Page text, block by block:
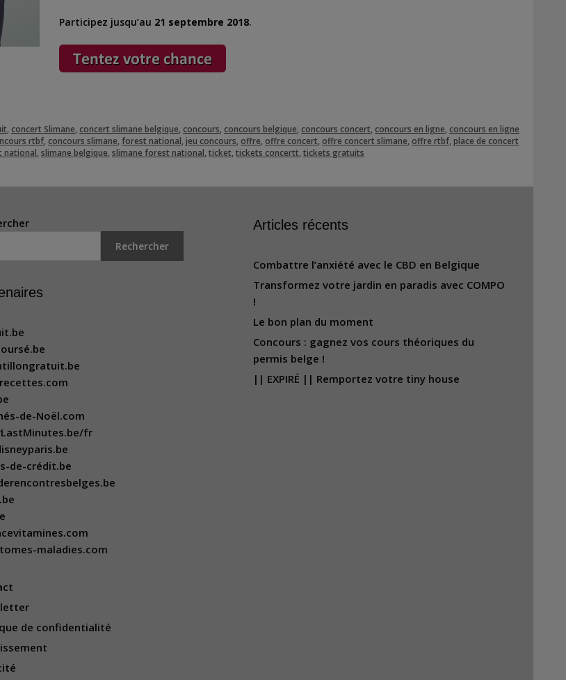
Participez jusqu’au 21 septembre 2018.
concert Slimane concert slimane belgique concours concours belgique concours concert concours en ligne concours en ligne
rtbf concours slimane forest national jeu concours offre offre concert offre concert slimane offre rtbf place de concert
national slimane belgique slimane forest national ticket tickets concertt tickets gratuits
Rechercher
de-Noël.com
fr
de-crédit.be
maladies.com
de confidentialité
Articles récents
Combattre l’anxiété avec le CBD en Belgique
Transformez votre jardin en paradis avec COMPO
!
Le bon plan du moment
Concours : gagnez vos cours théoriques du
permis belge !
|| EXPIRÉ || Remportez votre tiny house